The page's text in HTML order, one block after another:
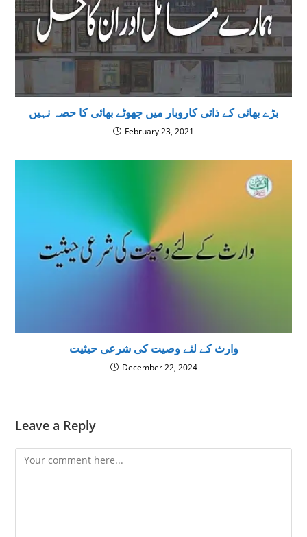
بڑے بھائی کے ذاتی کاروبار ميں چھوٹے بھائی کا حصہ نہیں
February 23, 2021
وارث کے لئے وصیت كى شرعى حيثيت
December 22, 2024
Leave a Reply
Comment